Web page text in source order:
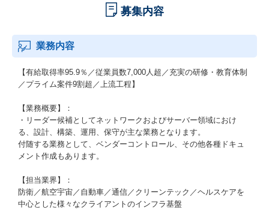
募集内容
業務内容
【有給取得率95.9％／従業員数7,000人超／充実の研修・教育体制
／プライム案件9割超／上流工程】
【業務概要】：
・リーダー候補としてネットワークおよびサーバー領域におけ
る、設計、構築、運用、保守が主な業務となります。
付随する業務として、ベンダーコントロール、その他各種ドキュ
メント作成もあります。
【担当業界】：
防衛／航空宇宙／自動車／通信／クリーンテック／ヘルスケアを
中心とした様々なクライアントのインフラ基盤